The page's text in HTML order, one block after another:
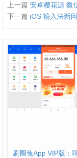
上一篇安卓樱花源 微
下一篇 iOS 输入法新
刷圈兔App VIP版：